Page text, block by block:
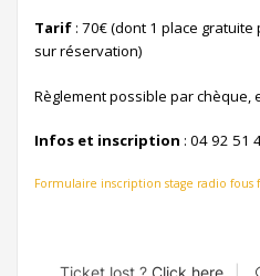
Tarif : 70€ (dont 1 place
sur réservation)
Règlement possible par chèque,
Infos et inscription : 04 92 51
Formulaire inscription stage radio fous